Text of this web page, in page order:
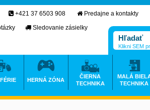
+421 37 6503 908
Predajne a kontakty
Sledovanie zásielky
Klikni SEM
HERNÁ ZÓNA
ČIERNA
TECHNIKA
MALÁ
TECHNIKA